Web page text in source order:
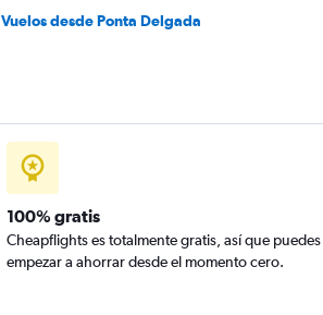
Vuelos desde Ponta Delgada
100% gratis
Cheapflights es totalmente gratis, así que puedes
empezar a ahorrar desde el momento cero.